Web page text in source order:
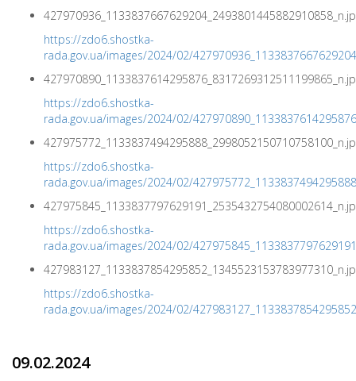
https://zdo6.shostka-
rada.gov.ua/images/2024/02/
https://zdo6.shostka-
rada.gov.ua/images/2024/02/
https://zdo6.shostka-
rada.gov.ua/images/2024/02/
https://zdo6.shostka-
rada.gov.ua/images/2024/02/
https://zdo6.shostka-
rada.gov.ua/images/2024/02/
09.02.2024